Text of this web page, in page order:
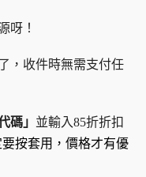
呀！
，收件時無需支付任
碼」 並輸入85折折扣
按套用，價格才有優